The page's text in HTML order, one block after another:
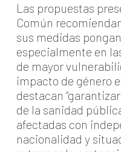
Las propuestas
Común
sus medidas
especialmente en
de mayor
impacto de género
destacan
de la sanidad
afectadas con
nacionalidad y